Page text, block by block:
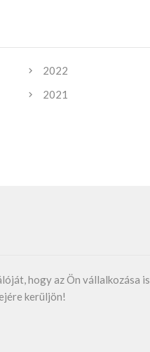
2022
2021
hogy az Ön vállalkozása is
kerüljön!